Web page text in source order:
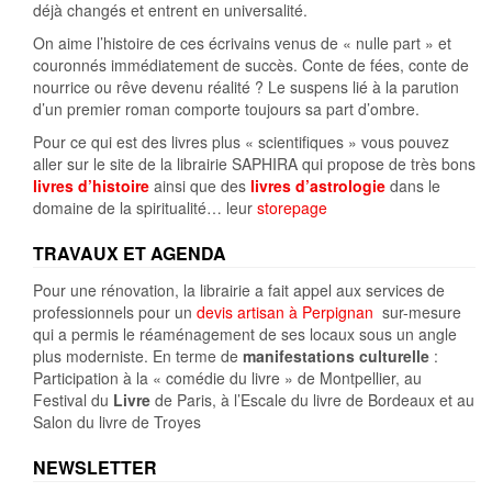
déjà changés et entrent en universalité.
On aime l’histoire de ces écrivains venus de « nulle part » et
couronnés immédiatement de succès. Conte de fées, conte de
nourrice ou rêve devenu réalité ? Le suspens lié à la parution
d’un premier roman comporte toujours sa part d’ombre.
Pour ce qui est des livres plus « scientifiques » vous pouvez
aller sur le site de la librairie SAPHIRA qui propose de très bons
livres d’histoire ainsi que des livres d’astrologie dans le
domaine de la spiritualité… leur storepage
TRAVAUX ET AGENDA
Pour une rénovation, la librairie a fait appel aux services de
professionnels pour un devis artisan à Perpignan sur-mesure
qui a permis le réaménagement de ses locaux sous un angle
plus moderniste. En terme de manifestations culturelle :
Participation à la « comédie du livre » de Montpellier, au
Festival du Livre de Paris, à l’Escale du livre de Bordeaux et au
Salon du livre de Troyes
NEWSLETTER